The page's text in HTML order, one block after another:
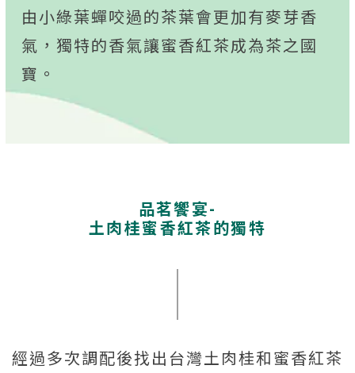
由小綠葉蟬咬過的茶葉會更加有麥芽香
氣 ， 獨特的香氣讓蜜香紅茶成為茶之國
寶。
品茗饗宴-
土肉桂蜜香紅茶的獨特
經過多次調配後找出台灣土肉桂和蜜香紅茶